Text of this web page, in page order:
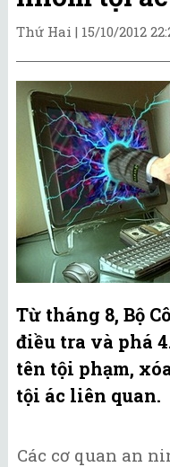
Thứ Hai | 15/10/2012
Từ tháng 8, Bộ
điều tra và phá
tên tội phạm,
tội ác liên quan.
Các cơ quan an